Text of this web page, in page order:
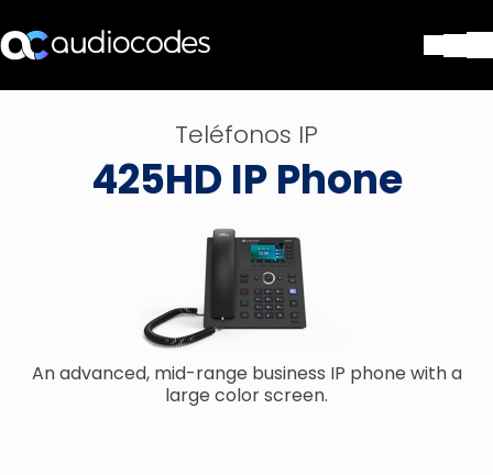
Productos y Aplicaciones
Servicios y Soporte Técnico
Teléfonos IP
425HD IP Phone
An advanced, mid-range business IP phone with a
large color screen.